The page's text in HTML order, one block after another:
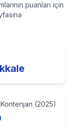
puanları için
(2025)